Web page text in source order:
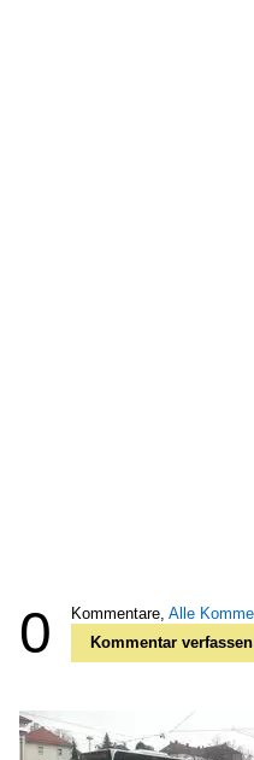
0 Kommentare, Alle
Kommentar verfassen